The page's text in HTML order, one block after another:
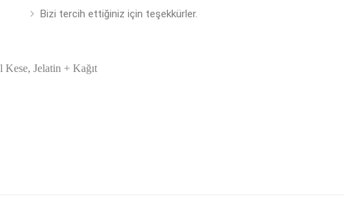
Bizi tercih ettiğiniz için teşekkürler.
Kese, Jelatin + Kağıt